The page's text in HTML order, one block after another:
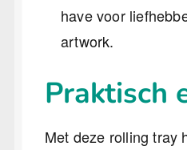
have voor
artwork.
Praktisch
Met deze rolling tray